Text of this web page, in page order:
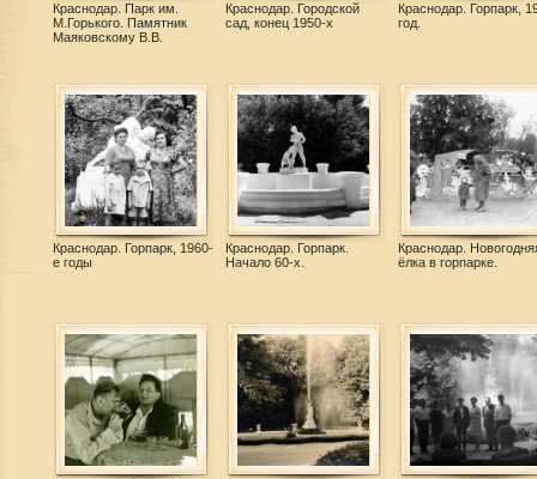
Краснодар. Парк им.
М.Горького. Памятник
Маяковскому В.В.
Краснодар. Городской
сад, конец 1950-х
Краснодар. Горпарк,
год.
Краснодар. Горпарк, 1960-
е годы
Краснодар. Горпарк.
Начало 60-х.
Краснодар.
ёлка в горпарке.